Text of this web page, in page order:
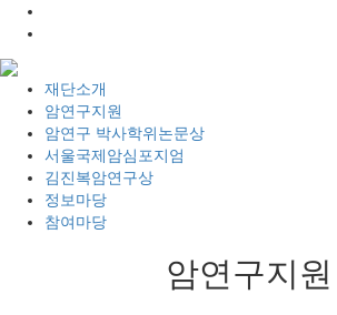
재단소개
암연구지원
암연구 박사학위논문상
서울국제암심포지엄
김진복암연구상
정보마당
참여마당
암연구지원